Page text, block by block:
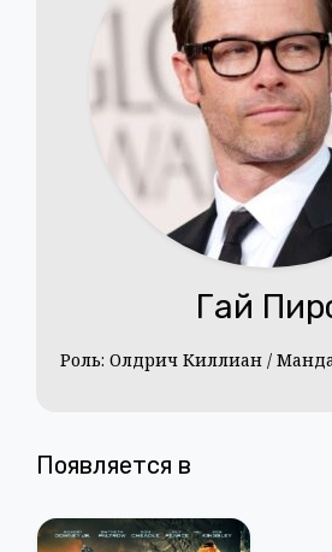
Гай
Роль: Олдрич Киллиан /
Появляется в